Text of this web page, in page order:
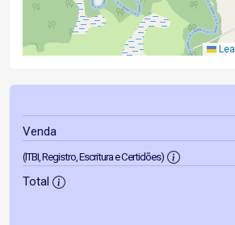
Venda
(ITBI, Registro, Escritura e Certidões)
Total